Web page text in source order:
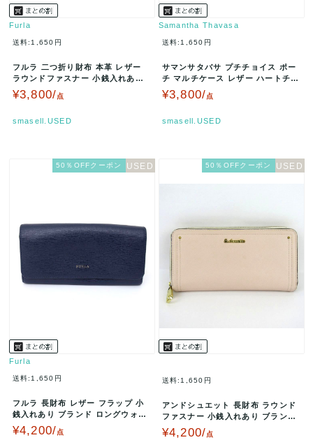
Furla
送料:1,650円
フルラ 二つ折り財布 本革 レザー
ラウンドファスナー 小銭入れあり
ブランド ウォレット レディー…
¥3,800/点
smasell.USED
Samantha Thavasa
送料:1,650円
サマンサタバサ プチチョイス ポー
チ マルチケース レザー ハートチャ
ーム ブランド 小物 レディー…
¥3,800/点
smasell.USED
50％OFFクーポン
Furla
送料:1,650円
フルラ 長財布 レザー フラップ 小
銭入れあり ブランド ロングウォレ
ット レディース ネイビー F…
¥4,200/点
50％OFFクーポン
送料:1,650円
アンドシュエット 長財布 ラウンド
ファスナー 小銭入れあり ブランド
ロングウォレット レディース …
¥4,200/点